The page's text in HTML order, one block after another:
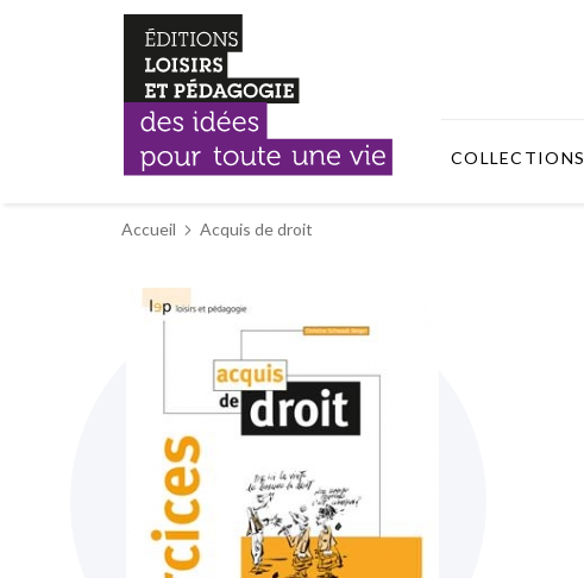
COLLECTIONS
Accueil Acquis de droit
Skip
images
gallery